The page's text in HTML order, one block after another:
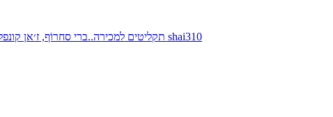
תקליטים למכירה..ברי סחרוֹף, ז׳אן קונפליקט, כרומוזום, מינימל קומפקט, רמי פורטיס מאת shai310